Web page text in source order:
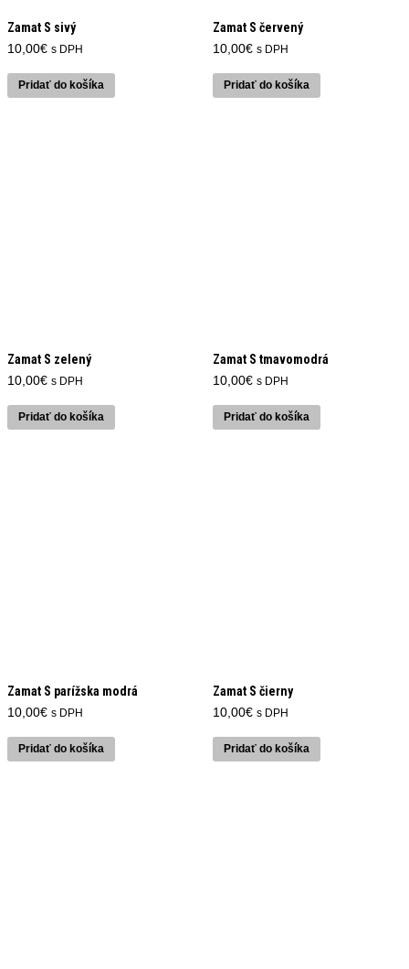
Zamat S sivý
10,00€ s DPH
Pridať do košíka
Zamat S červený
10,00€ s DPH
Pridať do košíka
Zamat S zelený
10,00€ s DPH
Pridať do košíka
Zamat S tmavomodrá
10,00€ s DPH
Pridať do košíka
Zamat S parížska modrá
10,00€ s DPH
Pridať do košíka
Zamat S čierny
10,00€ s DPH
Pridať do košíka